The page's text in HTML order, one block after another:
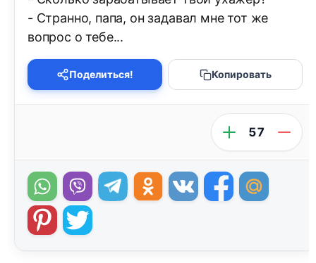
- Странно, папа, он задавал мне тот же
вопрос о тебе...
Поделиться! Копировать
57